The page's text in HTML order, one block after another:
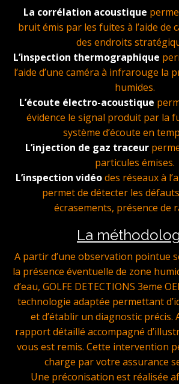
La corrélation acoustique
bruit émis par les fuites à l’aide de
des endroits
L’inspection thermographique
l’aide d’une caméra à infrarouge la
humides.
L’écoute électro-acoustique
évidence le signal produit par la
système d’écoute en
L’injection de gaz traceur
particules émises.
L’inspection vidéodes réseaux à
permet de détecter les
écrasements, présence de
La
A partir d’une observation pointue
la présence éventuelle de zone
d’eau, GOLFE DETECTIONS 3eme
technologie adaptée permettant
et d’établir un diagnostic précis.
rapport détaillé accompagné
vous est remis. Cette intervention
charge par votre assurance
Une préconisation est réalisée